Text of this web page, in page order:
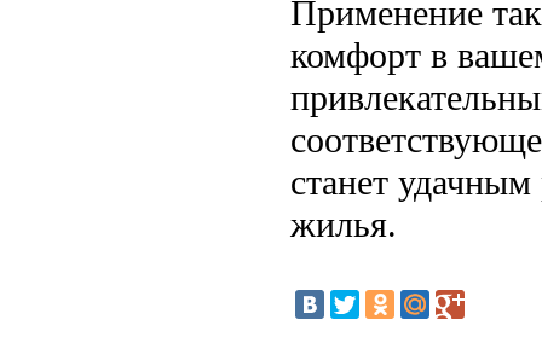
Применение
комфорт в
станет
жилья.